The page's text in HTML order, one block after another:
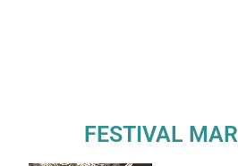
FESTIVAL